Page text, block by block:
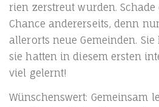
ri­en zer­streut wur­den.
Chan­ce ande­rer­seits, denn
aller­orts neue Gemein­den.
sie hat­ten in die­sem ers­ten
viel gelernt!
Wün­schens­wert: Gemein­sam